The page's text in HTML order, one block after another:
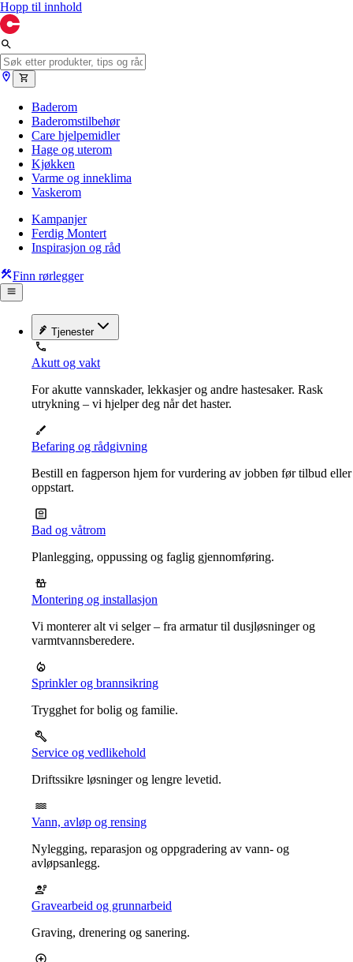
Hopp til innhold
Baderom
Baderomstilbehør
Care hjelpemidler
Hage og uterom
Kjøkken
Varme og inneklima
Vaskerom
Kampanjer
Ferdig Montert
Inspirasjon og råd
Finn rørlegger
Tjenester
Akutt og vakt
For akutte vannskader, lekkasjer og andre hastesaker. Rask
utrykning – vi hjelper deg når det haster.
Befaring og rådgivning
Bestill en fagperson hjem for vurdering av jobben før tilbud eller
oppstart.
Bad og våtrom
Planlegging, oppussing og faglig gjennomføring.
Montering og installasjon
Vi monterer alt vi selger – fra armatur til dusjløsninger og
varmtvannsberedere.
Sprinkler og brannsikring
Trygghet for bolig og familie.
Service og vedlikehold
Driftssikre løsninger og lengre levetid.
Vann, avløp og rensing
Nylegging, reparasjon og oppgradering av vann- og
avløpsanlegg.
Gravearbeid og grunnarbeid
Graving, drenering og sanering.